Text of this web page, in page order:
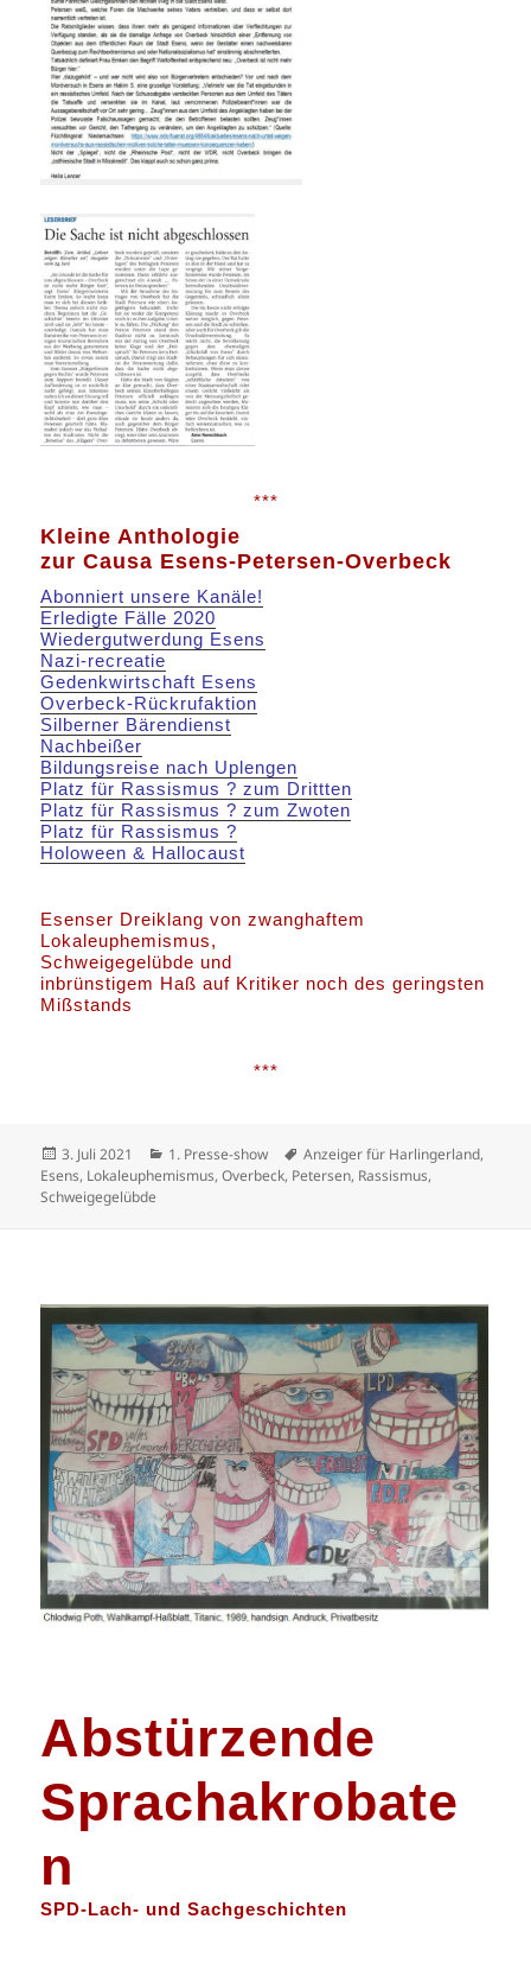
***
Kleine Anthologie
zur Causa Esens-Petersen-Overbeck
Abonniert unsere Kanäle!
Erledigte Fälle 2020
Wiedergutwerdung Esens
Nazi-recreatie
Gedenkwirtschaft Esens
Overbeck-Rückrufaktion
Silberner Bärendienst
Nachbeißer
Bildungsreise nach Uplengen
Platz für Rassismus ? zum Drittten
Platz für Rassismus ? zum Zwoten
Platz für Rassismus ?
Holoween & Hallocaust
Esenser Dreiklang von zwanghaftem
Lokaleuphemismus,
Schweigegelübde und
inbrünstigem Haß auf Kritiker noch des geringsten
Mißstands
***
Veröffentlicht
am
3. Juli 2021 Kategorien
1. Presse-show Schlagwörter
Anzeiger für Harlingerland,
Esens, Lokaleuphemismus,Overbeck, Petersen, Rassismus,
Schweigegelübde
Abstürzende
Sprachakrobate
n
SPD-Lach- und Sachgeschichten